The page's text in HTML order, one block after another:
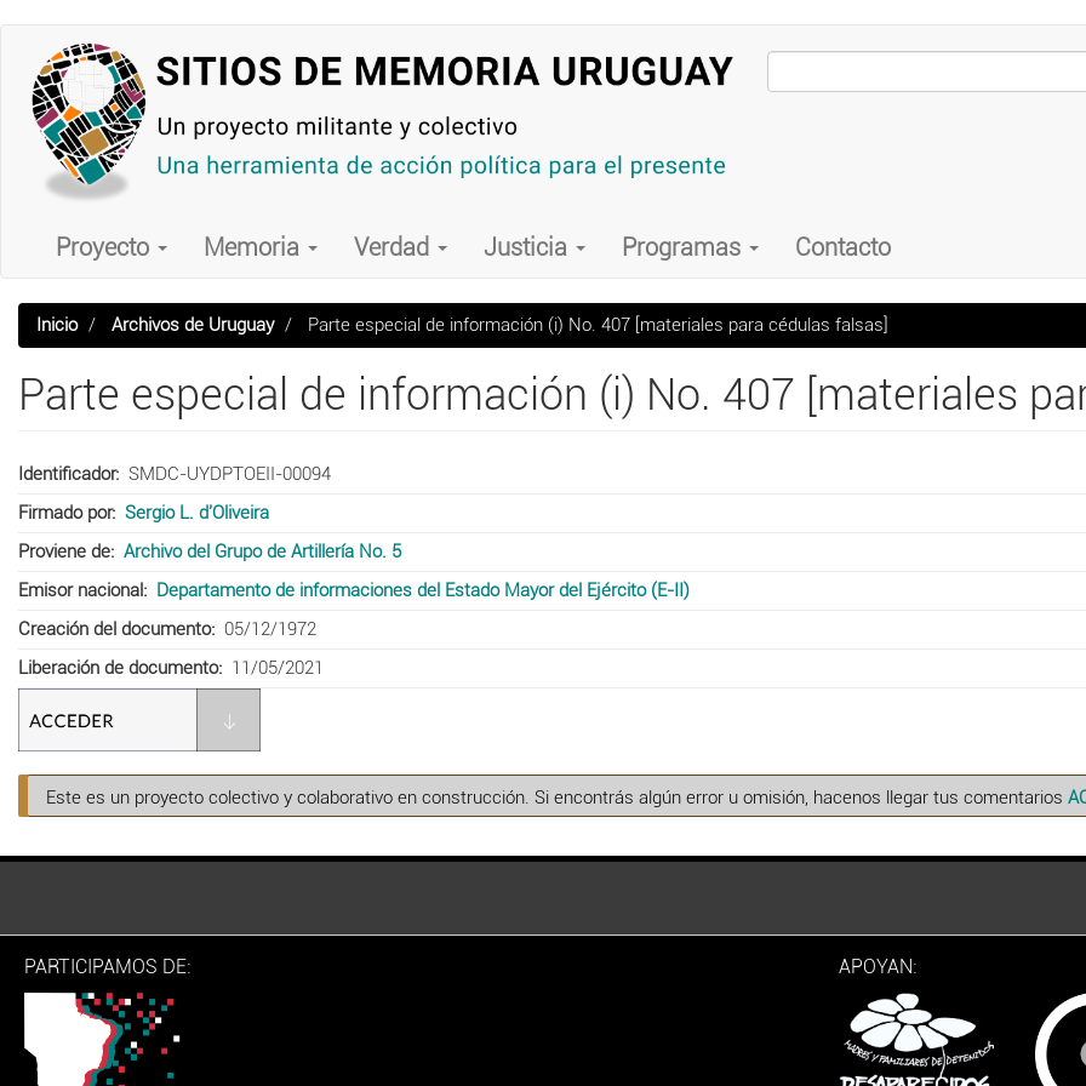
contenido
principal
Main
navigation
Proyecto Memoria Verdad Justicia Programas Contacto
Inicio Archivos de Uruguay Parte especial de información (i) No. 407 [materiales para cédulas falsas]
Parte especial de información (i) No. 407 [materiales
Identificador
SMDC-UYDPTOEII-00094
Firmado por
Sergio L. d'Oliveira
Proviene de
Archivo del Grupo de Artillería No. 5
Emisor nacional
Departamento de informaciones del Estado Mayor del Ejército (E-II)
Creación del documento
05/12/1972
Liberación de documento
11/05/2021
Este es un proyecto colectivo y colaborativo en construcción. Si encontrás algún error u omisión, hacenos llegar tus comentarios
PARTICIPAMOS DE: APOYAN: